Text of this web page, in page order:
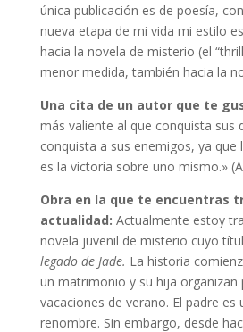
única publicación es de poesía,
nueva etapa de mi vida mi estilo
hacia la novela de misterio (el
menor medida, también hacia la
Una cita de un autor que te
más valiente al que conquista sus
conquista a sus enemigos, ya que
es la victoria sobre uno mismo.»
Obra en la que te encuentras
actualidad: Actualmente estoy
novela juvenil de misterio cuyo
legado de Jade. La historia
un matrimonio y su hija organizan
vacaciones de verano. El padre es
renombre. Sin embargo, desde